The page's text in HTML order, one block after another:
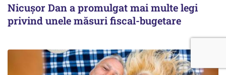
Nicușor Dan a promulgat mai multe legi
privind unele măsuri fiscal-bugetare